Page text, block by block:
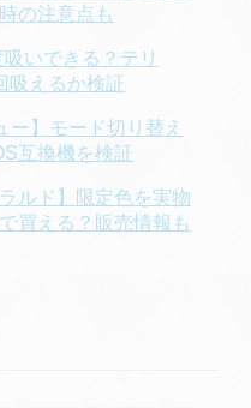
の注意点も
いできる？テリ
吸えるか検証
ー】モード切り替え
互換機を検証
ルド】限定色を実物
買える？販売情報も